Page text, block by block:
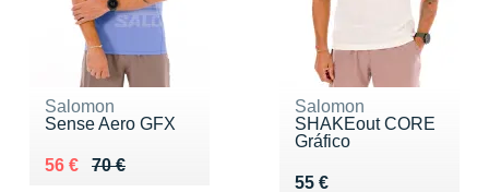
Salomon
Sense Aero GFX
70 €
Au lieu de 70 €
56 €
Vendu 56 €
Salomon
SHAKEout CORE
Gráfico
55 €
Vendu 55 €